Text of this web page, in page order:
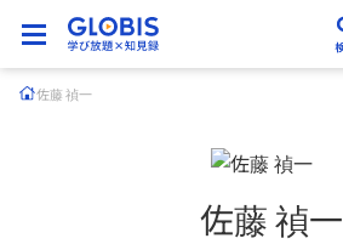
佐藤 禎一
佐藤 禎一